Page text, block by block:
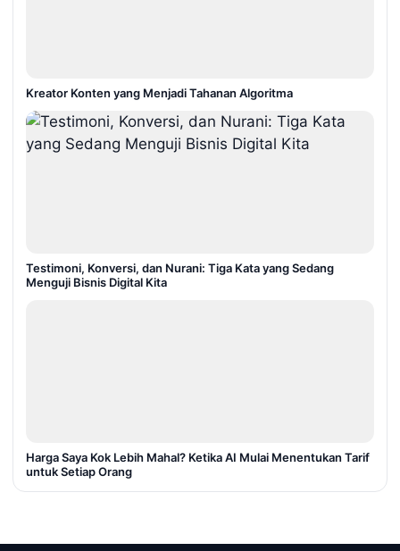
Kreator Konten yang Menjadi Tahanan Algoritma
Testimoni, Konversi, dan Nurani: Tiga Kata yang Sedang
Menguji Bisnis Digital Kita
Harga Saya Kok Lebih Mahal? Ketika AI Mulai Menentukan Tarif
untuk Setiap Orang